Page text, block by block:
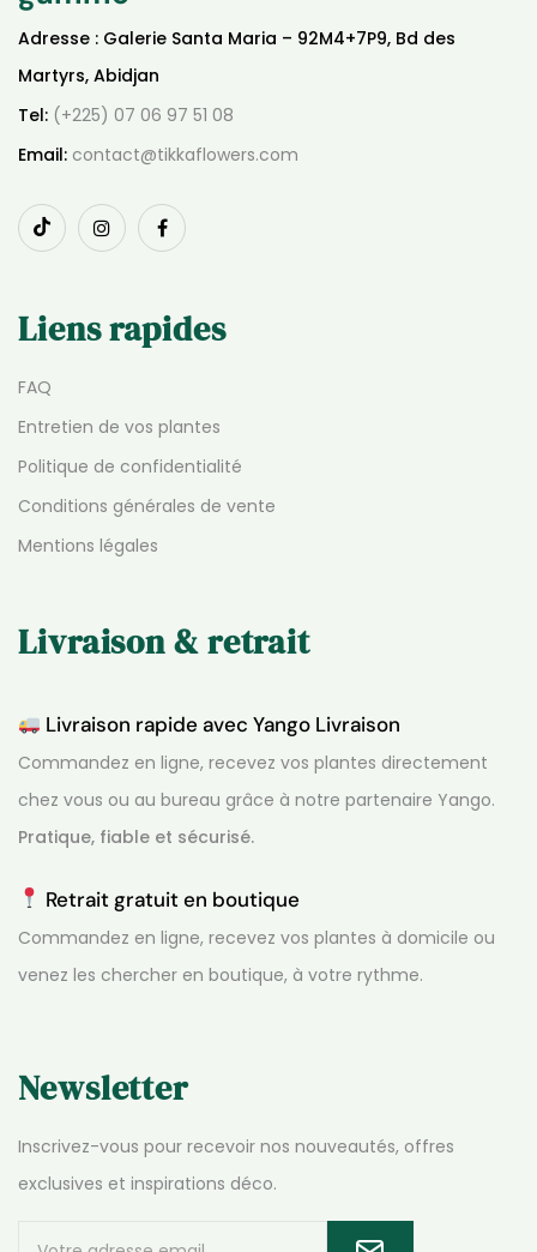
Adresse : Galerie Santa Maria – 92M4+7P9, Bd des
Martyrs, Abidjan
Tel: (+225) 07 06 97 51 08
Email: contact@tikkaflowers.com
Liens rapides
FAQ
Entretien de vos plantes
Politique de confidentialité
Conditions générales de vente
Mentions légales
Livraison & retrait
Livraison rapide avec Yango Livraison
Commandez en ligne, recevez vos plantes directement
chez vous ou au bureau grâce à notre partenaire Yango.
Pratique, fiable et sécurisé.
Retrait gratuit en boutique
Commandez en ligne, recevez vos plantes à domicile ou
venez les chercher en boutique, à votre rythme.
Newsletter
Inscrivez-vous pour recevoir nos nouveautés, offres
exclusives et inspirations déco.